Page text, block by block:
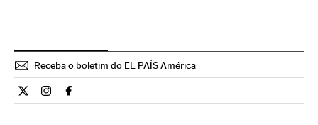
Receba o boletim do EL PAÍS América
Internacional El País Brasil en Twitter
Internacional El País Brasil en Instagram
Internacional El País Brasil en Facebook